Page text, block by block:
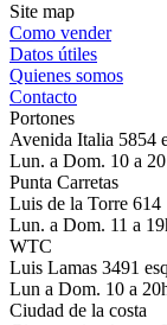
Site map
Como vender
Datos útiles
Quienes somos
Contacto
Portones
Avenida Italia 5854
Lun. a Dom. 10 a
Punta Carretas
Luis de la Torre 614
Lun. a Dom. 11 a
WTC
Luis Lamas 3491
Lun a Dom. 10 a
Ciudad de la costa